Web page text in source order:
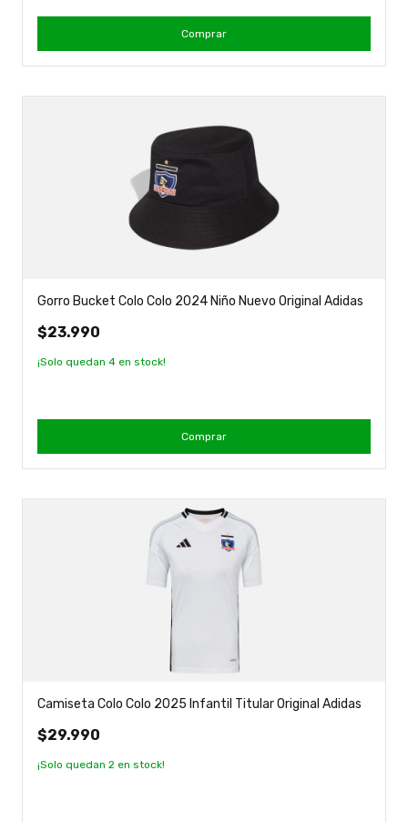
Comprar
Gorro Bucket Colo Colo 2024 Niño Nuevo Original Adidas
$23.990
¡Solo quedan 4 en stock!
Comprar
Camiseta Colo Colo 2025 Infantil Titular Original Adidas
$29.990
¡Solo quedan 2 en stock!